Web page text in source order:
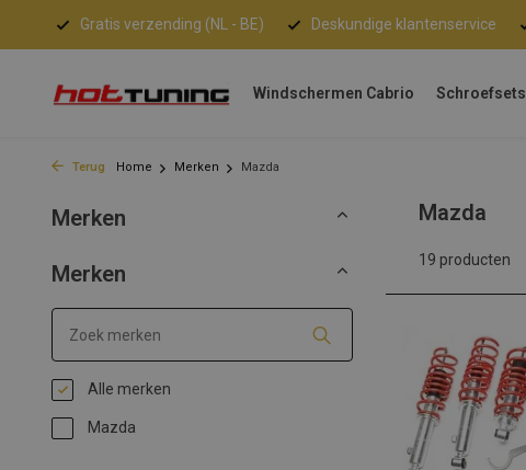
Gratis verzending (NL - BE) Deskundige klantenservice
Windschermen Cabrio Schroefsets
Terug Home Merken Mazda
Merken
Merken
Alle merken
Mazda
Mazda
19 producten